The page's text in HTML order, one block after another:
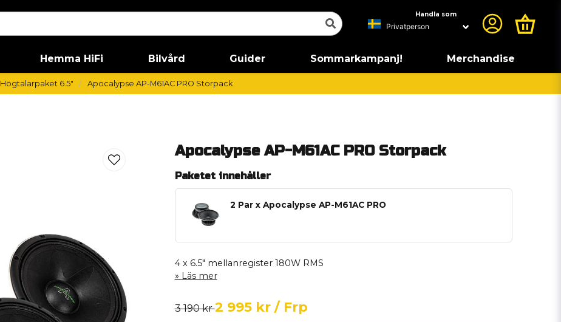
Handla som
Hemma HiFi Bilvård Guider Sommarkampanj! Merchandise
Högtalarpaket 6.5" Apocalypse AP-M61AC PRO Storpack
Apocalypse AP-M61AC PRO Storpack
Paketet innehåller
2 Par x Apocalypse AP-M61AC PRO
4 x 6.5" mellanregister 180W RMS
Läs mer
3 190 kr2 995 kr / Frp